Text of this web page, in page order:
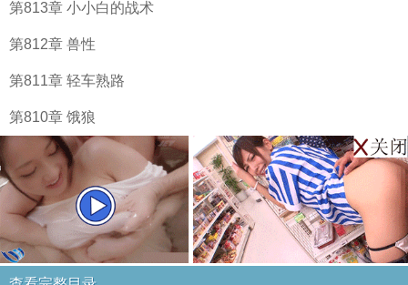
第813章 小小白的战术
第812章 兽性
第811章 轻车熟路
第810章 饿狼